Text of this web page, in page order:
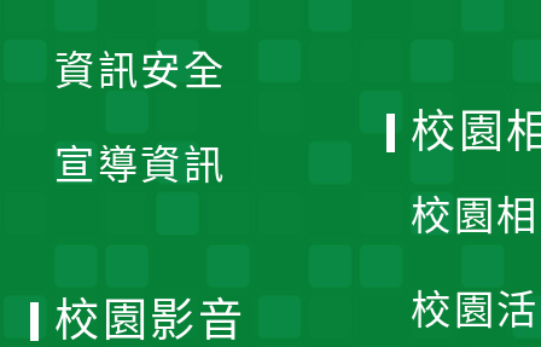
資訊安全
宣導資訊
校園
校園
校園
校園影音